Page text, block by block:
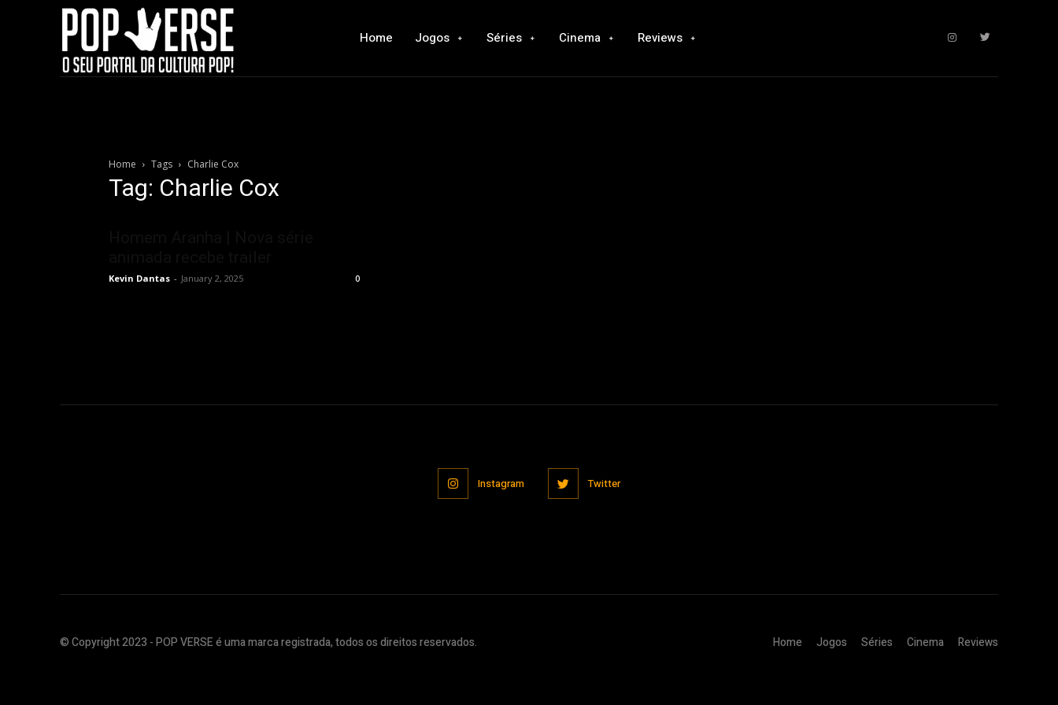
Home Jogos Séries Cinema Reviews
Home Tags Charlie Cox
Tag: Charlie Cox
Kevin Dantas - January 2, 2025 0
Instagram Twitter
© Copyright 2023 - POP VERSE é uma marca registrada, todos os direitos reservados. Home Jogos Séries Cinema Reviews